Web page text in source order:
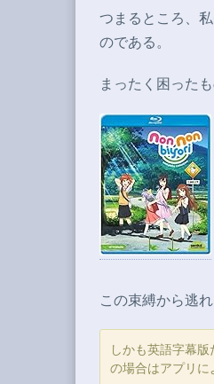
つまるところ、
のである。
まったく困った
この束縛から逃
しかも英語字幕
の場合はアプリに